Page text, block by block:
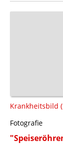
Krankheitsbild
Fotografie